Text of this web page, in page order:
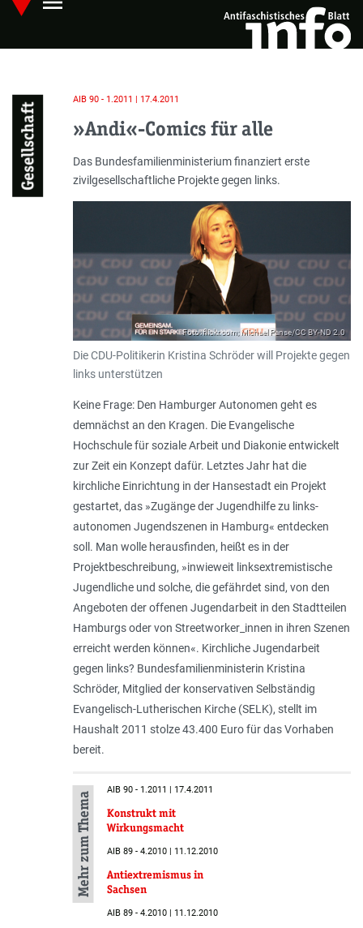
Skip
main
Hauptmenü öffnen
Gesellschaft
AIB 90 - 1.2011 | 17.4.2011
»Andi«-Comics für alle
Einleitung
Das Bundesfamilienministerium finanziert erste
zivilgesellschaftliche Projekte gegen links.
Foto: flickr.com; Michael Panse/CC BY-ND 2.0
Die CDU-Politikerin Kristina Schröder will Projekte gegen
links unterstützen
Keine Frage: Den Hamburger Autonomen geht es
demnächst an den Kragen. Die Evangelische
Hochschule für soziale Arbeit und Diakonie entwickelt
zur Zeit ein Konzept dafür. Letztes Jahr hat die
kirchliche Einrichtung in der Hansestadt ein Projekt
gestartet, das »Zugänge der Jugendhilfe zu links-
autonomen Jugendszenen in Hamburg« entdecken
soll. Man wolle herausfinden, heißt es in der
Projektbeschreibung, »inwieweit linksextremistische
Jugendliche und solche, die gefährdet sind, von den
Angeboten der offenen Jugendarbeit in den Stadtteilen
Hamburgs oder von Streetworker_innen in ihren Szenen
erreicht werden können«. Kirchliche Jugendarbeit
gegen links? Bundesfamilienministerin Kristina
Schröder, Mitglied der konservativen Selbständig
Evangelisch-Lutherischen Kirche (SELK), stellt im
Haushalt 2011 stolze 43.400 Euro für das Vorhaben
bereit.
Mehr zum Thema
AIB 90 - 1.2011 | 17.4.2011
Konstrukt mit
Wirkungsmacht
AIB 89 - 4.2010 | 11.12.2010
Antiextremismus in
Sachsen
AIB 89 - 4.2010 | 11.12.2010